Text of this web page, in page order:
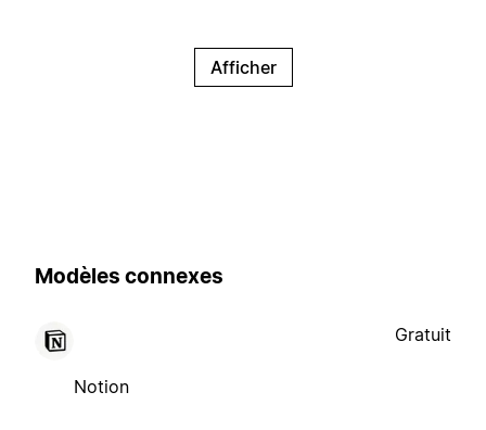
Afficher
Modèles connexes
Notion
Gratuit